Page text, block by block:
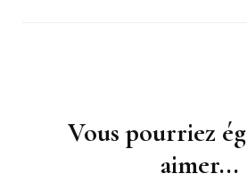
Vous pourriez
aimer...